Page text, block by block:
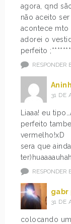
agora, qnd
não aceito
acontece mto
adorei o
perfeito ;*******
RESPONDER
31 DE
Liaaa! eu
perfeito
vermelho!xD
sera que
RESPONDER
31 DE
colocando